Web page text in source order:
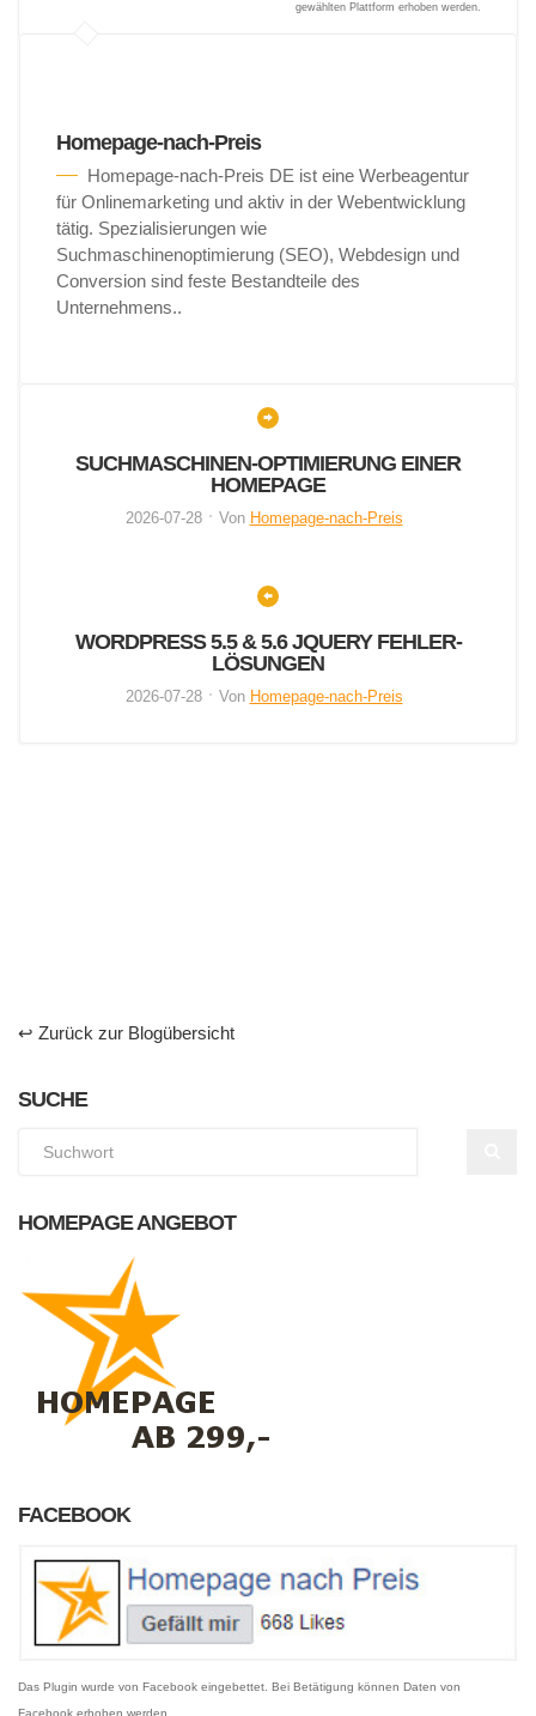
gewählten Plattform erhoben werden.
Homepage-nach-Preis
Homepage-nach-Preis DE ist eine Werbeagentur
für Onlinemarketing und aktiv in der Webentwicklung
tätig. Spezialisierungen wie
Suchmaschinenoptimierung (SEO), Webdesign und
Conversion sind feste Bestandteile des
Unternehmens..
SUCHMASCHINEN-OPTIMIERUNG EINER
HOMEPAGE
2026-07-28 Von Homepage-nach-Preis
WORDPRESS 5.5 & 5.6 JQUERY FEHLER-
LÖSUNGEN
2026-07-28 Von Homepage-nach-Preis
↩ Zurück zur Blogübersicht
SUCHE
HOMEPAGE ANGEBOT
FACEBOOK
Das Plugin wurde von Facebook eingebettet. Bei Betätigung können Daten von